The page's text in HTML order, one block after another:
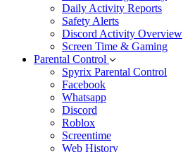
Daily Activity Reports
Safety Alerts
Discord Activity Overview
Screen Time & Gaming
Parental Control
Spyrix Parental Control
Facebook
Whatsapp
Discord
Roblox
Screentime
Web History